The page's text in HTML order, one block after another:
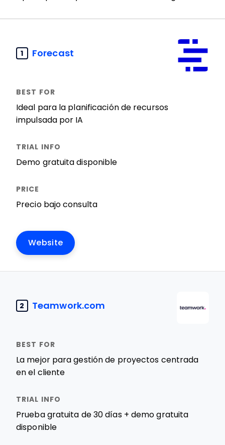
1 Forecast
Ideal para la planificación de recursos
impulsada por IA
Demo gratuita disponible
Precio bajo consulta
Website
2 Teamwork.com
La mejor para gestión de proyectos centrada
en el cliente
Prueba gratuita de 30 días + demo gratuita
disponible